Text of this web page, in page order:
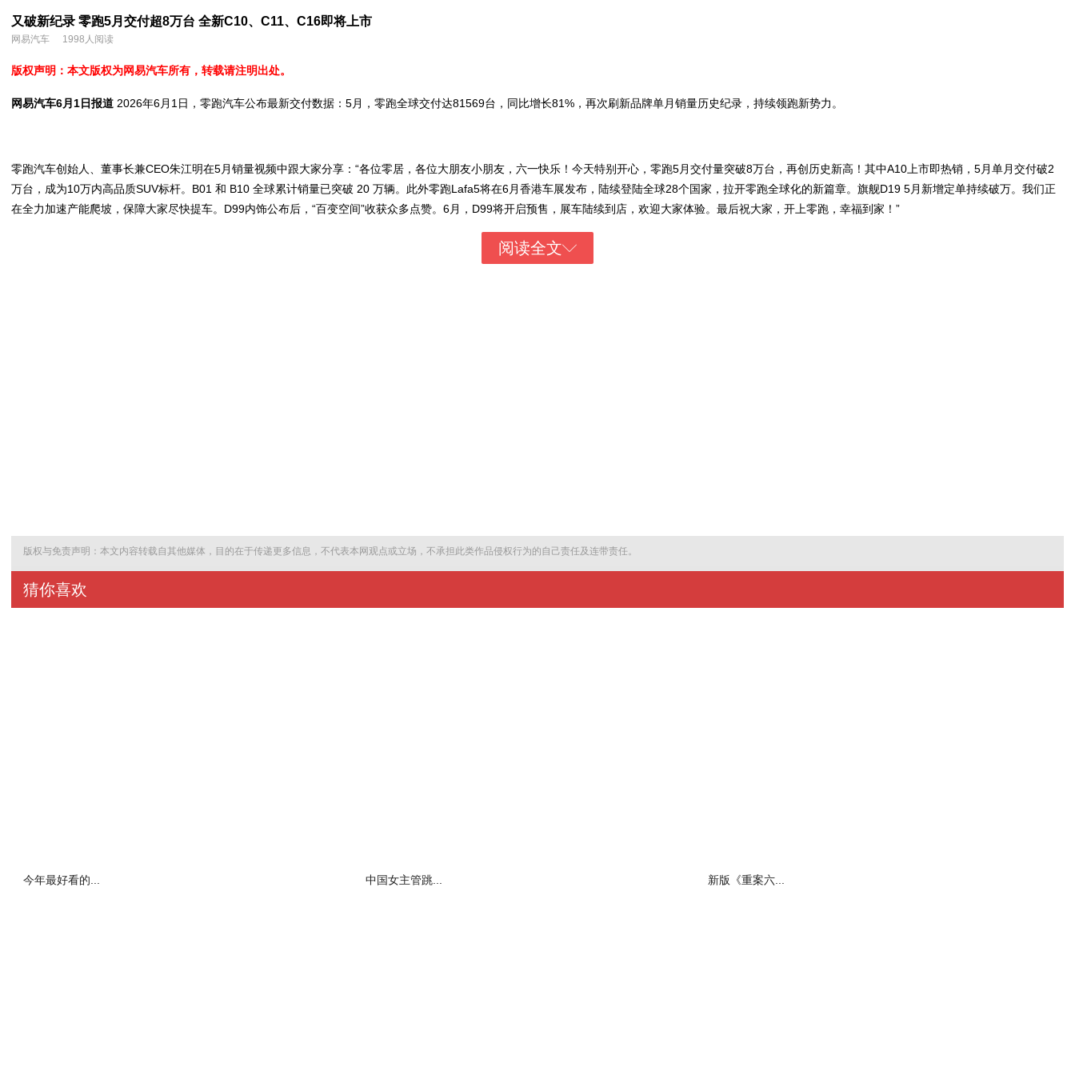
又破新纪录 零跑5月交付超8万台 全新C10、C11、C16即将上市
网易汽车 1998人阅读
版权声明：本文版权为网易汽车所有，转载请注明出处。
网易汽车6月1日报道 2026年6月1日，零跑汽车公布最新交付数据：5月，零跑全球交付达81569台，同比增长81%，再次刷新品牌单月销量历史纪录，持续领跑新势力。
零跑汽车创始人、董事长兼CEO朱江明在5月销量视频中跟大家分享：“各位零居，各位大朋友小朋友，六一快乐！今天特别开心，零跑5月交付量突破8万台，再创历史新高！其中A10上市即热销，5月单月交付破2
万台，成为10万内高品质SUV标杆。B01 和 B10 全球累计销量已突破 20 万辆。此外零跑Lafa5将在6月香港车展发布，陆续登陆全球28个国家，拉开零跑全球化的新篇章。旗舰D19 5月新增定单持续破万。我们正
在全力加速产能爬坡，保障大家尽快提车。D99内饰公布后，“百变空间”收获众多点赞。6月，D99将开启预售，展车陆续到店，欢迎大家体验。最后祝大家，开上零跑，幸福到家！”
阅读全文
版权与免责声明：本文内容转载自其他媒体，目的在于传递更多信息，不代表本网观点或立场，不承担此类作品侵权行为的自己责任及连带责任。
猜你喜欢
今年最好看的... 中国女主管跳... 新版《重案六...